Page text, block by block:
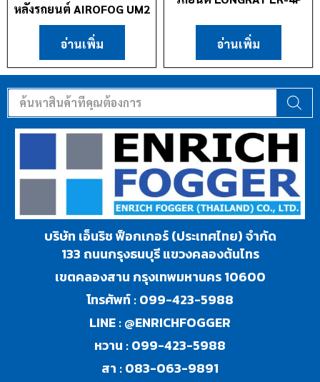
หลังรถยนต์ AIROFOG UM2
อ่านเพิ่ม อ่านเพิ่ม
บริษัท เอ็นริช ฟ็อกเกอร์ (ประเทศไทย) จำกัด
133 ถนนกรุงธนบุรี แขวงคลองต้นไทร
เขตคลองสาน กรุงเทพมหานคร 10600
โทรศัพท์ :099-423-5988
LINE :@ENRICHFOGGER
หวาน :099-423-5988
สา :083-063-9891